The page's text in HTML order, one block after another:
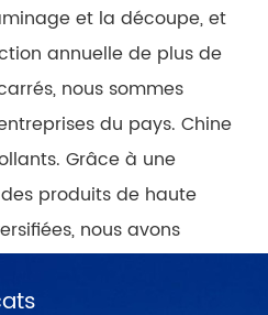
et la découpe, et
annuelle de plus de
nous sommes
du pays. Chine
Grâce à une
produits de haute
nous avons
nationaux et